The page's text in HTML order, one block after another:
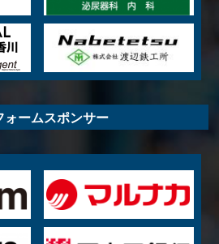
ォームスポンサー